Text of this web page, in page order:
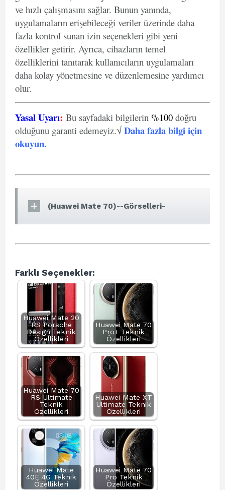
ve hızlı çalışmasını sağlar. Bunun yanında,
uygulamaların erişebileceği veriler üzerinde daha
fazla kontrol sunan izin seçenekleri gibi yeni
özellikler getirir. Ayrıca, cihazların temel
özelliklerini tanıtarak kullanıcıların uygulamaları
daha kolay yönetmesine ve düzenlemesine yardımcı
olur.
Yasal Uyarı: Bu sayfadaki bilgilerin %100 doğru
olduğunu garanti edemeyiz.√ Daha fazla bilgi için
okuyun.
(Huawei Mate 70)--Görselleri-
Farklı Seçenekler:
Huawei Mate 20
RS Porsche
Design Teknik
Özellikleri
Huawei Mate 70
Pro+ Teknik
Özellikleri
Huawei Mate 70
RS Ultimate
Teknik
Özellikleri
Huawei Mate XT
Ultimate Teknik
Özellikleri
Huawei Mate
40E 4G Teknik
Özellikleri
Huawei Mate 70
Pro Teknik
Özellikleri